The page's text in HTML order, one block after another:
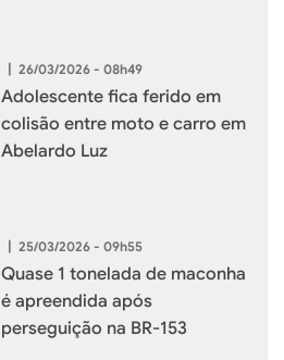
| 26/03/2026 - 08h49
Adolescente fica ferido em
colisão entre moto e carro em
Abelardo Luz
| 25/03/2026 - 09h55
Quase 1 tonelada de maconha
é apreendida após
perseguição na BR-153